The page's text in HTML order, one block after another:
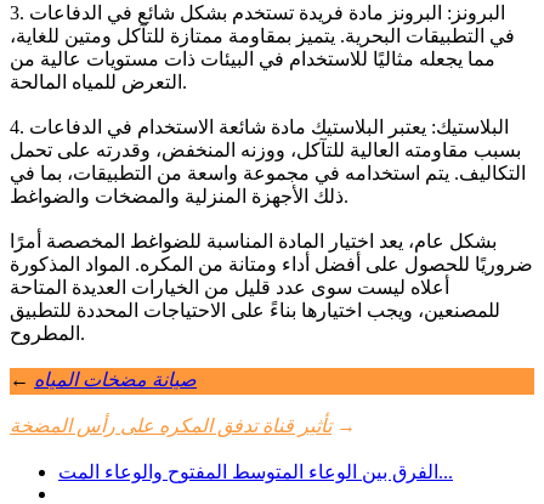
3. البرونز: البرونز مادة فريدة تستخدم بشكل شائع في الدفاعات
في التطبيقات البحرية. يتميز بمقاومة ممتازة للتآكل ومتين للغاية،
مما يجعله مثاليًا للاستخدام في البيئات ذات مستويات عالية من
التعرض للمياه المالحة.
4. البلاستيك: يعتبر البلاستيك مادة شائعة الاستخدام في الدفاعات
بسبب مقاومته العالية للتآكل، ووزنه المنخفض، وقدرته على تحمل
التكاليف. يتم استخدامه في مجموعة واسعة من التطبيقات، بما في
ذلك الأجهزة المنزلية والمضخات والضواغط.
بشكل عام، يعد اختيار المادة المناسبة للضواغط المخصصة أمرًا
ضروريًا للحصول على أفضل أداء ومتانة من المكره. المواد المذكورة
أعلاه ليست سوى عدد قليل من الخيارات العديدة المتاحة
للمصنعين، ويجب اختيارها بناءً على الاحتياجات المحددة للتطبيق
المطروح.
← صيانة مضخات المياه
تأثير قناة تدفق المكره على رأس المضخة →
الفرق بين الوعاء المتوسط ​​المفتوح والوعاء المت...